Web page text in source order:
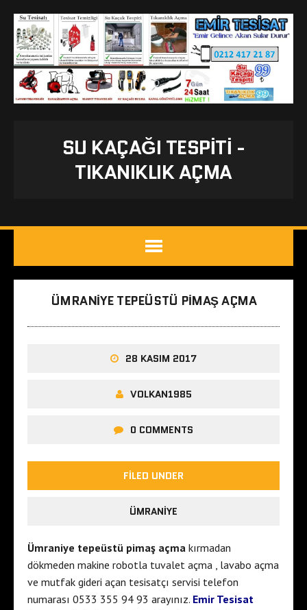
SU KAÇAĞI TESPITI -
TIKANIKLIK AÇMA
ÜMRANIYE TEPEÜSTÜ PIMAŞ AÇMA
28 KASIM 2017
VOLKAN1985
0 COMMENTS
FILED UNDER
ÜMRANIYE
Ümraniye tepeüstü pimaş açma kırmadan
dökmeden makine robotla tuvalet açma , lavabo açma
ve mutfak gideri açan tesisatçı servisi telefon
numarası 0533 355 94 93 arayınız. Emir Tesisat